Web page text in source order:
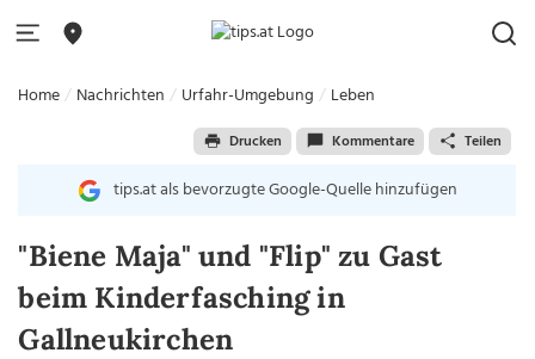
Home Nachrichten Urfahr-Umgebung Leben
Drucken Kommentare Teilen
tips.at als bevorzugte Google-Quelle hinzufügen
"Biene Maja" und "Flip" zu Gast
beim Kinderfasching in
Gallneukirchen